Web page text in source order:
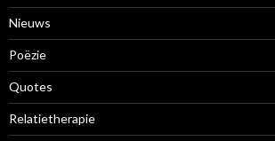
Nieuws
Poëzie
Quotes
Relatietherapie